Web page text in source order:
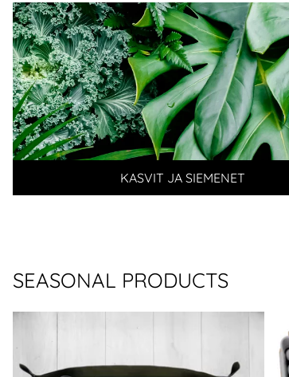
KASVIT JA SIEMENET
SEASONAL PRODUCTS